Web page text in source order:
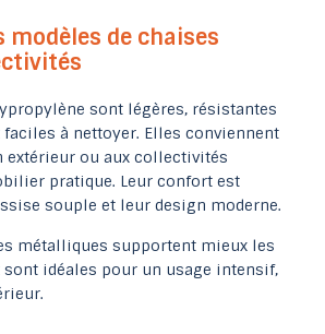
modèles de chaises
sont légères, résistantes
à nettoyer. Elles conviennent
extérieur ou aux collectivités
pratique. Leur confort est
souple et leur design moderne.
métalliques supportent mieux les
idéales pour un usage intensif,